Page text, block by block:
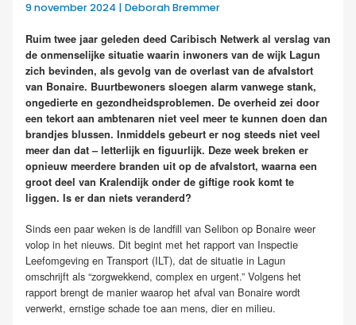
9 november 2024 | Deborah Bremmer
Ruim twee jaar geleden deed Caribisch Netwerk al verslag van
de onmenselijke situatie waarin inwoners van de wijk Lagun
zich bevinden, als gevolg van de overlast van de afvalstort
van Bonaire. Buurtbewoners sloegen alarm vanwege stank,
ongedierte en gezondheidsproblemen. De overheid zei door
een tekort aan ambtenaren niet veel meer te kunnen doen dan
brandjes blussen. Inmiddels gebeurt er nog steeds niet veel
meer dan dat – letterlijk en figuurlijk. Deze week breken er
opnieuw meerdere branden uit op de afvalstort, waarna een
groot deel van Kralendijk onder de giftige rook komt te
liggen. Is er dan niets veranderd?
Sinds een paar weken is de landfill van Selibon op Bonaire weer
volop in het nieuws. Dit begint met het rapport van Inspectie
Leefomgeving en Transport (ILT), dat de situatie in Lagun
omschrijft als “zorgwekkend, complex en urgent.” Volgens het
rapport brengt de manier waarop het afval van Bonaire wordt
verwerkt, ernstige schade toe aan mens, dier en milieu.